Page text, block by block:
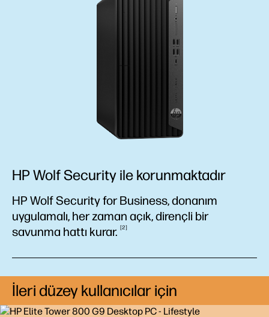
HP Wolf Security ile korunmaktadır
HP Wolf Security for Business, donanım
uygulamalı, her zaman açık, dirençli bir
savunma hattı kurar. 2
İleri düzey kullanıcılar için